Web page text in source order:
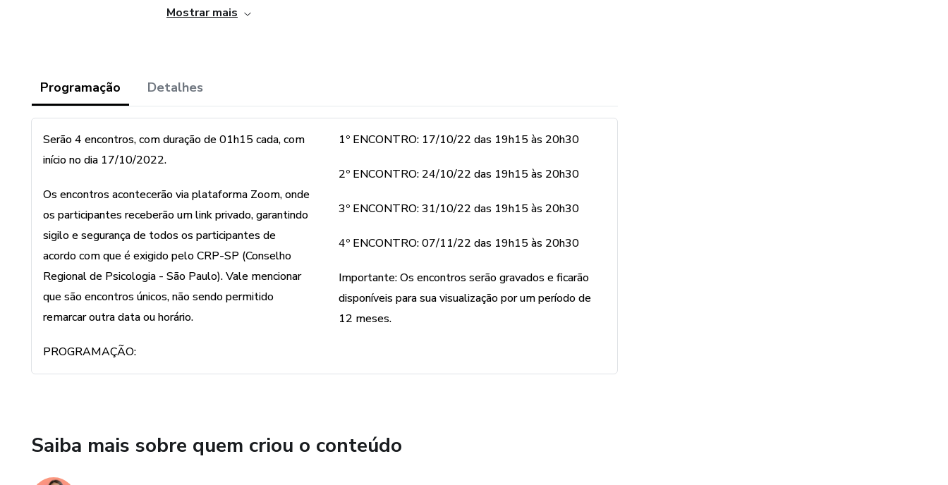
estruturados e mediados por mim para gerar conexão e trocas dentro do grupo, também
Além de ter um contato direto comigo você terá a possibilidade e abertura para
acolhedor e seguro. E tudo isso te ajudará a desenvolver mais segurança no seu pessoal e
nos seus relacionamentos.
Vamos crescer e nos desenvolver juntas?
Vem fazer parte do time das mulheres corajosas!
Mostrar mais
Programação Detalhes
Serão 4 encontros, com duração de 01h15 cada, com
início no dia 17/10/2022.
Os encontros acontecerão via plataforma Zoom, onde
os participantes receberão um link privado, garantindo
sigilo e segurança de todos os participantes de
acordo com que é exigido pelo CRP-SP (Conselho
Regional de Psicologia - São Paulo). Vale mencionar
que são encontros únicos, não sendo permitido
remarcar outra data ou horário.
PROGRAMAÇÃO:
1º ENCONTRO: 17/10/22 das 19h15 às 20h30
2º ENCONTRO: 24/10/22 das 19h15 às 20h30
3º ENCONTRO: 31/10/22 das 19h15 às 20h30
4º ENCONTRO: 07/11/22 das 19h15 às 20h30
Importante: Os encontros serão gravados e ficarão
disponíveis para sua visualização por um período de
12 meses.
Saiba mais sobre quem criou o conteúdo